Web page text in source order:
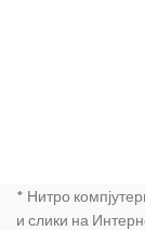
* Нитро
и слики на